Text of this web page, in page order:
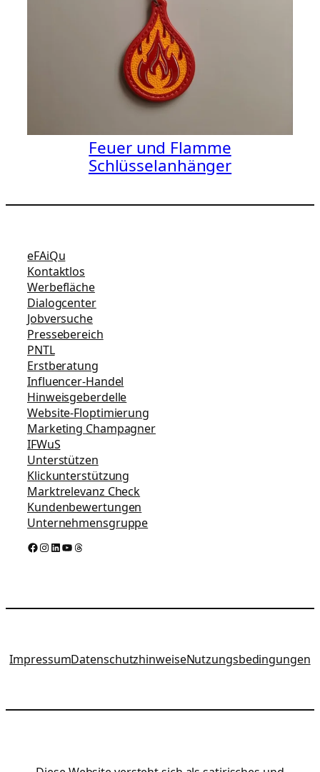
Feuer und Flamme
Schlüsselanhänger
eFAiQu
Kontaktlos
Werbefläche
Dialogcenter
Jobversuche
Pressebereich
PNTL
Erstberatung
Influencer-Handel
Hinweisgeberdelle
Website-Floptimierung
Marketing Champagner
IFWuS
Unterstützen
Klickunterstützung
Marktrelevanz Check
Kundenbewertungen
Unternehmensgruppe
Facebook InstagramLinkedIn YouTube Threads
ImpressumDatenschutzhinweiseNutzungsbedingungen